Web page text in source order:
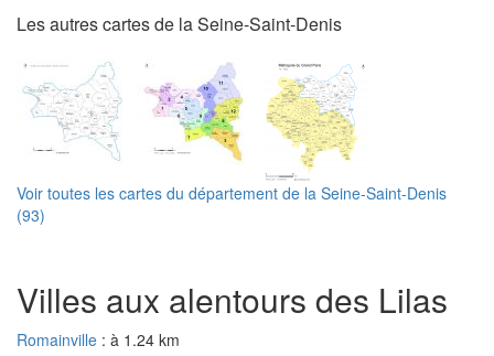
Les autres cartes de la Seine-Saint-Denis
Voir toutes les cartes du département de la Seine-Saint-Denis
(93)
Villes aux alentours des Lilas
Romainville : à 1.24 km